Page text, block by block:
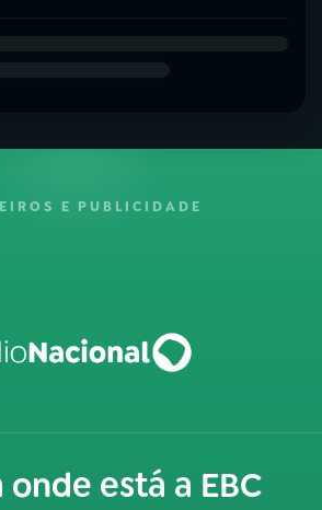
E PUBLICIDADE
onde está a EBC